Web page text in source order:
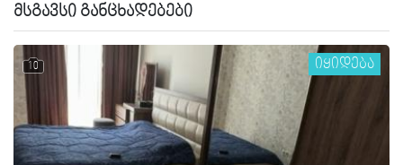
მსგავსი განცხადებები
10 იყიდება